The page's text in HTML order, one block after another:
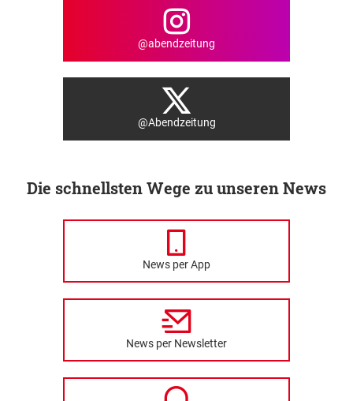
@abendzeitung
@Abendzeitung
Die schnellsten Wege zu unseren News
News per App
News per Newsletter